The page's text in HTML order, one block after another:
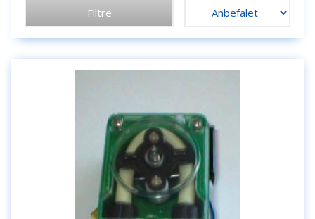
Filtre